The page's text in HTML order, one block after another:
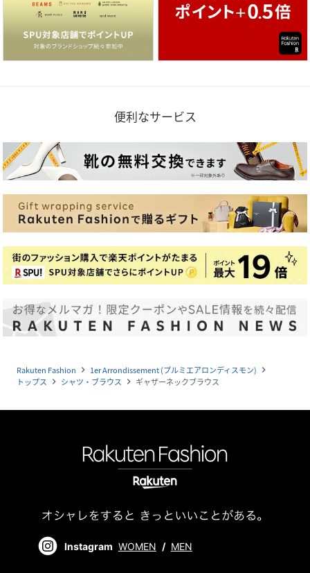
便利なサービス
Rakuten Fashion navigate_next 1er Arrondissement (プルミエアロンディスモン) navigate_next
トップス navigate_next シャツ・ブラウス navigate_next ギャザーネックブラウス
Instagram WOMEN / MEN